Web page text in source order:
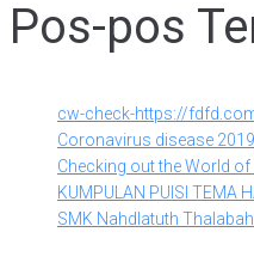
Pos-pos
cw-check-https://
Coronavirus disease 2019
Checking out the World
KUMPULAN PUISI TEMA
SMK Nahdlatuth